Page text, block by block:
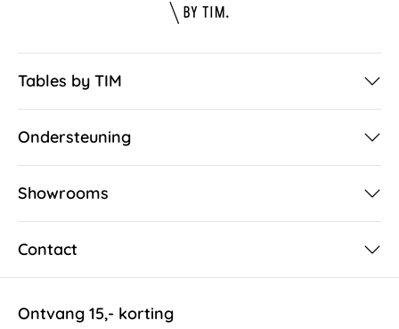
Tables by TIM
Ondersteuning
Showrooms
Contact
Ontvang 15,- korting